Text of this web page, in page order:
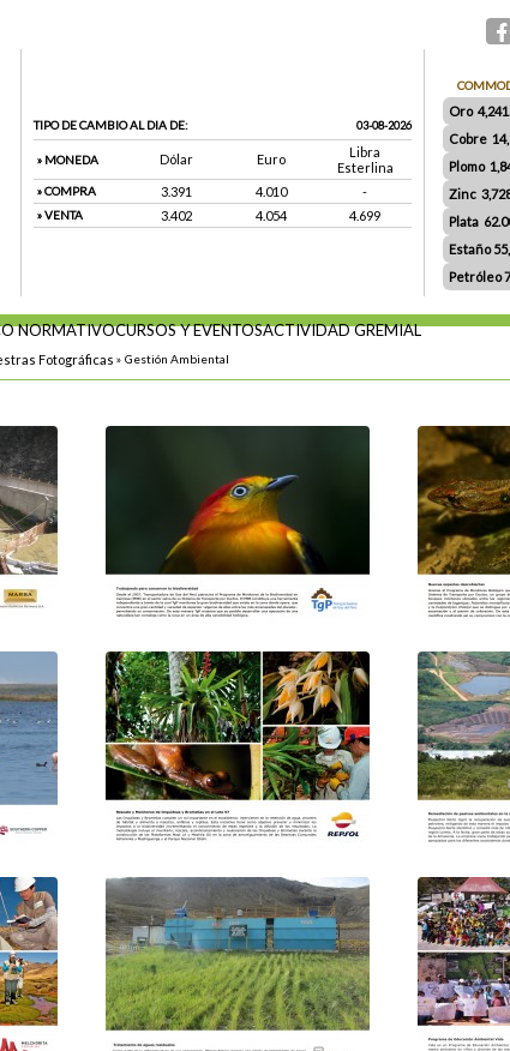
TIPO DE CAMBIO AL DIA DE: 03-08-2026
» MONEDA Dólar Euro
Libra
Esterlina
» COMPRA 3.391 4.010 -
» VENTA 3.402 4.054 4.699
Oro
Cobre
Plomo
Zinc
Plata
Estaño
Petróleo
NORMATIVOCURSOS Y EVENTOSACTIVIDAD GREMIAL
Fotográficas » Gestión Ambiental